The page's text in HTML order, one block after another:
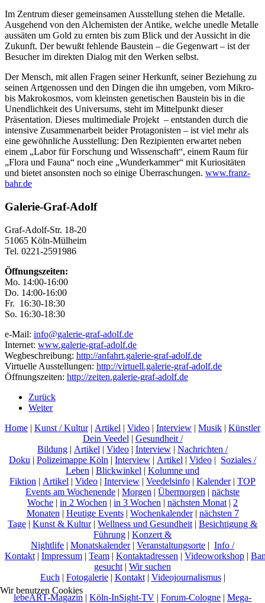
Im Zentrum dieser gemeinsamen Ausstellung stehen die Metalle.
Ausgehend von den Alchemisten der Antike, welche unedle Metalle
aussäten um Gold zu ernten bis zum Blick und der Aussicht in die
Zukunft. Der bewußt fehlende Baustein – die Gegenwart – ist der
Besucher im direkten Dialog mit den Werken selbst.
Der Mensch, mit allen Fragen seiner Herkunft, seiner Beziehung zu
seinen Artgenossen und den Dingen die ihn umgeben, vom Mikro-
bis Makrokosmos, vom kleinsten genetischen Baustein bis in die
Unendlichkeit des Universums, steht im Mittelpunkt dieser
Präsentation. Dieses multimediale Projekt – entstanden durch die
intensive Zusammenarbeit beider Protagonisten – ist viel mehr als
eine gewöhnliche Ausstellung: Den Rezipienten erwartet neben
einem „Labor für Forschung und Wissenschaft“, einem Raum für
„Flora und Fauna“ noch eine „Wunderkammer“ mit Kuriositäten
und bietet ansonsten noch so einige Überraschungen. www.franz-
bahr.de
Galerie-Graf-Adolf
Graf-Adolf-Str. 18-20
51065 Köln-Mülheim
Tel. 0221-2591986
Öffnungszeiten:
Mo. 14:00-16:00
Do. 14:00-16:00
Fr. 16:30-18:30
So. 16:30-18:30
e-Mail: info@galerie-graf-adolf.de
Internet: www.galerie-graf-adolf.de
Wegbeschreibung: http://anfahrt.galerie-graf-adolf.de
Virtuelle Ausstellungen: http://virtuell.galerie-graf-adolf.de
Öffnungszeiten: http://zeiten.galerie-graf-adolf.de
Zurück
Weiter
Home | Kunst / Kultur| Artikel | Video | Interview | Musik | Künstler
Dein Veedel | Gesundheit /
Bildung | Artikel | Video | Interview | Nachrichten /
Doku | Polizeimappe Köln | Interview | Artikel | Video | Soziales /
Leben | Blickwinkel | Kolumne und
Fiktion | Artikel | Video | Interview | Veedelsinfo | Kalender| TOP
Events am Wochenende | Morgen | Übermorgen | nächste
Woche | in 2 Wochen | in 3 Wochen | nächsten Monat | 2
Monaten | Heutige Events| Wochenkalender| nächsten 7
Tage | Kunst & Kultur| Wellness und Gesundheit | Besichtigung &
Führung | Konzert &
Nightlife | Monatskalender| Veranstaltungsorte | Info /
Kontakt | Impressum | Team | Kontaktadressen | Videoworkshop |
gesucht | Wir suchen
Euch | Fotogalerie| Kontakt| Videojournalismus|
lebeART-Magazin | Köln-InSight-TV | Forum-Cologne | Mega-
Wir benutzen Cookies